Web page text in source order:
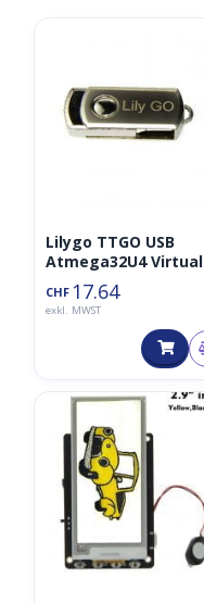
Lilygo TTGO USB
Atmega32U4 Virtual
Keyboard
Development Board
CHF 17.64
exkl. MWST